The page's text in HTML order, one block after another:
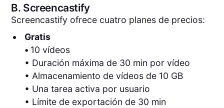
B. Screencastify
Screencastify ofrece cuatro planes de precios:
Gratis
• 10 vídeos
• Duración máxima de 30 min por vídeo
• Almacenamiento de vídeos de 10 GB
• Una tarea activa por usuario
• Límite de exportación de 30 min